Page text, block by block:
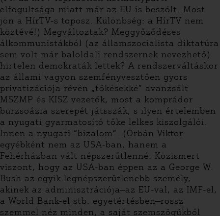
elfogultsága miatt már az EU is beszólt. Most
jön a HírTV-s toposz. Különbség: a HírTV nem
köztévé!) Megváltoztak? Meggyőződéses
álkommunistákból (az államszocialista diktatúra
sem volt már baloldali rendszernek nevezhető)
hirtelen demokraták lettek? A rendszerváltáskor
az állami vagyon szemfényvesztően gyors
privatizációja révén „tőkésekké” avanzsált
MSZMP és KISZ vezetők, most a komprádor
burzsoázia szerepét játsszák, s ilyen értelemben
a nyugati gyarmatosító tőke lelkes kiszolgálói.
Innen a nyugati “bizalom”. (Orbán Viktor
egyébként nem az USA-ban, hanem a
Fehérházban vált népszerűtlenné. Közismert
viszont, hogy az USA-ban éppen az a George W.
Bush az egyik legnépszerűtlenebb személy,
akinek az adminisztrációja—az EU-val, az IMF-el,
a World Bank-el stb. egyetértésben—rossz
szemmel néz minden, a saját szemszögükből